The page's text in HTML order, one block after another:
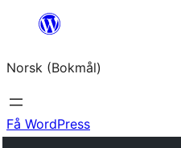
Hopp
innhold
Norsk (Bokmål)
Få WordPress